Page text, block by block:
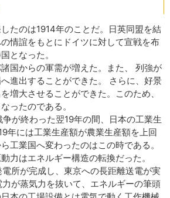
たのは1914年のことだ。日英同盟を結
情誼をもとにドイツに対して宣戦を布
となった。
国からの軍需が増えた。また、 列強が
進出することができた。 さらに、好景
増大させることができた。このため、
ったのである。
が終わった翌19年の間、日本の工業生
年には工業生産額が農業生産額を上回
工業国へ変わったのはこの時である。
力はエネルギー構造の転換だった。
所が完成し、東京への長距離送電が実
が蒸気力を抜いて、エネルギーの筆頭